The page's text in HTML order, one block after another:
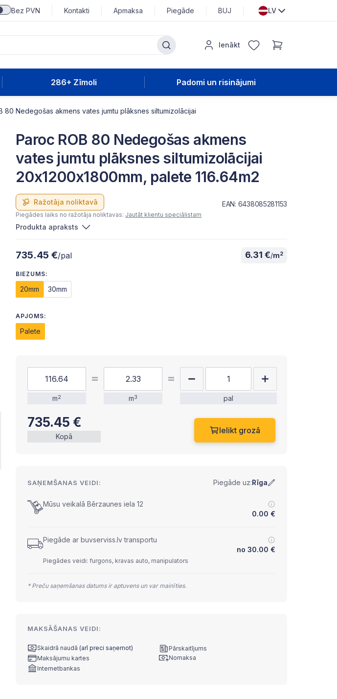
Bez PVN Kontakti Apmaksa Piegāde BUJ LV
Ienākt
286+ Zīmoli Padomi un risinājumi
80 Nedegošas akmens vates jumtu plāksnes siltumizolācijai
Paroc ROB 80 Nedegošas akmens
vates jumtu plāksnes siltumizolācijai
20x1200x1800mm, palete 116.64m2
Ražotāja noliktavā EAN: 6438085281153
Piegādes laiks no ražotāja noliktavas: Jautāt klientu speciālistam
Produkta apraksts
735.45 €/pal 6.31 €/m2
BIEZUMS:
20mm 30mm
APJOMS:
Palete
m2 m3 pal
735.45 €
Kopā
Ielikt grozā
SAŅEMŠANAS VEIDI: Piegāde uz:Rīga
Mūsu veikalā Bērzaunes iela 12
0.00 €
Piegāde ar buvserviss.lv transportu
no 30.00 €
Piegādes veidi: furgons, kravas auto, manipulators
* Preču saņemšanas datums ir aptuvens un var mainīties.
MAKSĀŠANAS VEIDI:
Skaidrā naudā (arī preci saņemot)
Maksājumu kartes
Internetbankas
Pārskaitījums
Nomaksa